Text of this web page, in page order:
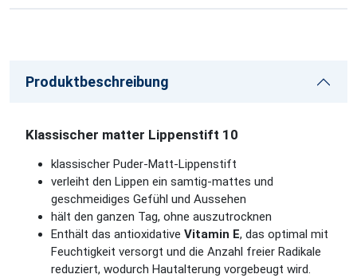
Produktbeschreibung
Klassischer matter Lippenstift 10
klassischer Puder-Matt-Lippenstift
verleiht den Lippen ein samtig-mattes und
geschmeidiges Gefühl und Aussehen
hält den ganzen Tag, ohne auszutrocknen
Enthält das antioxidative Vitamin E, das optimal mit
Feuchtigkeit versorgt und die Anzahl freier Radikale
reduziert, wodurch Hautalterung vorgebeugt wird.